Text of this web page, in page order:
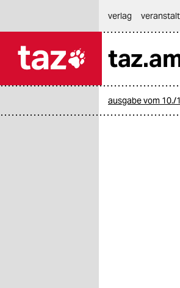
themen
verlag
ausgabe vom 10./